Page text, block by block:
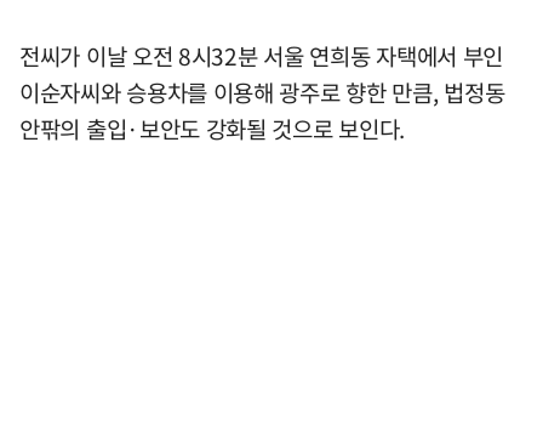
전씨가 이날 오전 8시32분 서울 연희동 자택에서 부인
이순자씨와 승용차를 이용해 광주로 향한 만큼, 법정동
안팎의 출입·보안도 강화될 것으로 보인다.